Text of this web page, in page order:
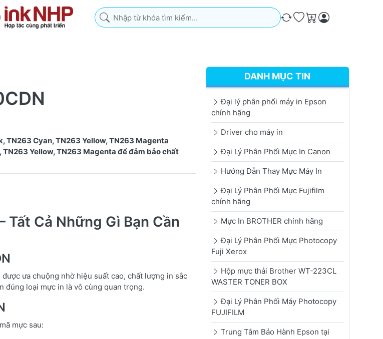
Nhập từ khóa tìm kiếm. Kết quả sẽ tự động xuất hiện khi bạn nhập. Nhấn phím
So sánh
Ưa thích
Giỏ hàng
TN263 Cyan, TN263 Yellow, TN263 Magenta
Yellow, TN263 Magenta để đảm bảo chất
Tất Cả Những Gì Bạn Cần
ưa chuộng nhờ hiệu suất cao, chất lượng in sắc
đúng loại mực in là vô cùng quan trọng.
mực sau:
DANH MỤC TIN
Đại lý phân phối máy in Epson
chính hãng
Driver cho máy in
Đại Lý Phân Phối Mực In Canon
Hướng Dẫn Thay Mực Máy In
Đại Lý Phân Phối Mực Fujifilm
chính hãng
Mực In BROTHER chính hãng
Đại Lý Phân Phối Mực Photocopy
Fuji Xerox
Hộp mực thải Brother WT-223CL
WASTER TONER BOX
Đại Lý Phân Phối Máy Photocopy
FUJIFILM
Trung Tâm Bảo Hành Epson tại